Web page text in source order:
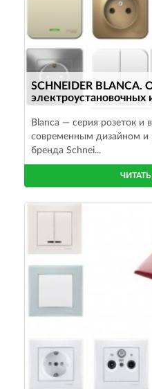
SCHNEIDER BLANCA.
электроустановочных
Blanca — серия розеток и
современным дизайном и
бренда Schnei...